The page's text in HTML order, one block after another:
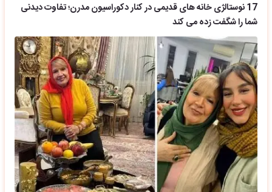
17 نوستالژی خانه های قدیمی در کنار دکوراسیون مدرن؛ تفاوت دیدنی
شما را شگفت زده می کند